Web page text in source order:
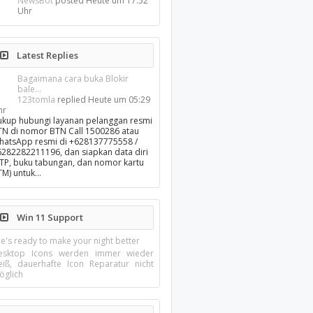
Uhr
Latest Replies
Bagaimana cara buka Blokir
bale...
123tomla replied Heute um 05:29
hubungi layanan pelanggan resmi
di nomor BTN Call 1500286 atau
resmi di +628137775558 /
dan siapkan data diri
buku tabungan, dan nomor kartu
untuk…
Win 11 Support
ready to make your night better
Icons werden immer wieder
dauerhafte Icon Reparatur nicht